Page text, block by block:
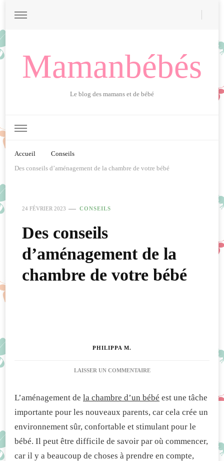
Mamanbébés
Le blog des mamans et de bébé
Accueil
Conseils
Des conseils d’aménagement de la chambre de votre bébé
24 FÉVRIER 2023 CONSEILS
Des conseils
d’aménagement de la
chambre de votre bébé
PHILIPPA M.
LAISSER UN COMMENTAIRESUR
D’AMÉNAGEMENT
LA
CHAMBRE
VOTRE
BÉBÉ
L’aménagement de la chambre d’un bébé est une tâche
importante pour les nouveaux parents, car cela crée un
environnement sûr, confortable et stimulant pour le
bébé. Il peut être difficile de savoir par où commencer,
car il y a beaucoup de choses à prendre en compte,